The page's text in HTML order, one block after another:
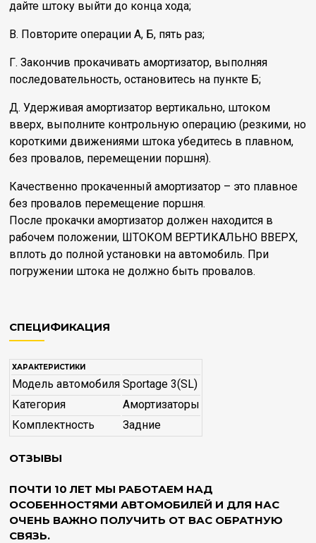
дайте штоку выйти до конца хода;
В. Повторите операции А, Б, пять раз;
Г. Закончив прокачивать амортизатор, выполняя
последовательность, остановитесь на пункте Б;
Д. Удерживая амортизатор вертикально, штоком
вверх, выполните контрольную операцию (резкими, но
короткими движениями штока убедитесь в плавном,
без провалов, перемещении поршня).
Качественно прокаченный амортизатор – это плавное
без провалов перемещение поршня.
После прокачки амортизатор должен находится в
рабочем положении, ШТОКОМ ВЕРТИКАЛЬНО ВВЕРХ,
вплоть до полной установки на автомобиль. При
погружении штока не должно быть провалов.
СПЕЦИФИКАЦИЯ
ХАРАКТЕРИСТИКИ
Модель автомобиля Sportage 3(SL)
Категория
Амортизаторы
Комплектность
Задние
ОТЗЫВЫ
ПОЧТИ 10 ЛЕТ МЫ РАБОТАЕМ НАД
ОСОБЕННОСТЯМИ АВТОМОБИЛЕЙ И ДЛЯ НАС
ОЧЕНЬ ВАЖНО ПОЛУЧИТЬ ОТ ВАС ОБРАТНУЮ
СВЯЗЬ.